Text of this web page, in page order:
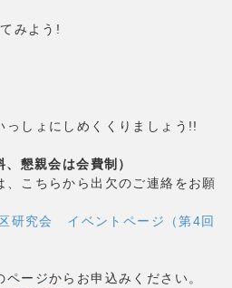
みよう!
っしょにしめくくりましょう!!
懇親会は会費制）
、こちらから出欠のご連絡をお願
研究会 イベントページ（第4回
ージからお申込みください。